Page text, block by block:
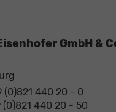
GmbH &
(0)821 440 20 - 0
(0)821 440 20 - 50